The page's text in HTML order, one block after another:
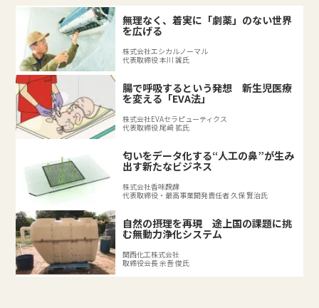
無理なく、着実に「劇薬」のない世界
を広げる
株式会社エシカルノーマル
代表取締役 本川 誠氏
腸で呼吸するという発想 新生児医療
を変える「EVA法」
株式会社EVAセラピューティクス
代表取締役 尾﨑 拡氏
匂いをデータ化する“人工の鼻”が生み
出す新たなビジネス
株式会社香味醗酵
代表取締役・最高事業開発責任者 久保 賢治氏
自然の摂理を再現 途上国の課題に挑
む無動力浄化システム
関西化工株式会社
取締役会長 余吾 俊氏